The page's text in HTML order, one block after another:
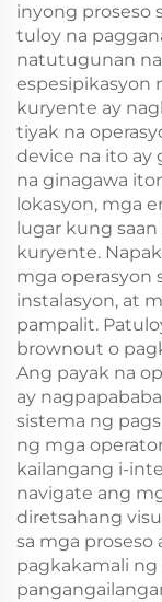
inyong proseso
tuloy na
natutugunan
espesipikasyon
kuryente ay
tiyak na
device na ito ay
na ginagawa
lokasyon, mga
lugar kung
kuryente.
mga operasyon
instalasyon, at
pampalit.
brownout o
Ang payak na
ay
sistema ng
ng mga
kailangang i-
navigate ang
diretsahang
sa mga
pagkakamali